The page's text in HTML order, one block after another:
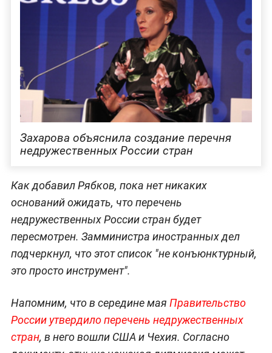
Захарова объяснила создание перечня
недружественных России стран
Как добавил Рябков, пока нет никаких
оснований ожидать, что перечень
недружественных России стран будет
пересмотрен. Замминистра иностранных дел
подчеркнул, что этот список "не конъюнктурный,
это просто инструмент".
Напомним, что в середине мая Правительство
России утвердило перечень недружественных
стран, в него вошли США и Чехия. Согласно